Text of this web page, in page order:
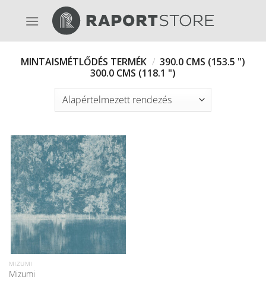
MINTAISMÉTLŐDÉS TERMÉK / 390.0 CMS (153.5 ")
300.0 CMS (118.1 ")
MIZUMI
Mizumi